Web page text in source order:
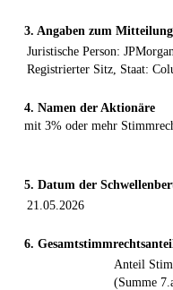
3. Angaben zum
Juristische Person:
Registrierter Sitz, Staat:
4. Namen der Aktionäre
mit 3% oder mehr
5. Datum der
21.05.2026
6.
Anteil
(Summe